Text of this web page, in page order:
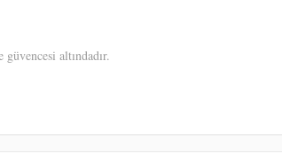
altındadır.